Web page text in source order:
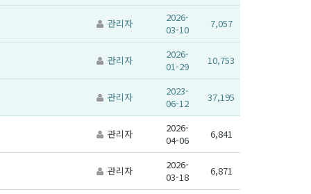
관리자
2026-
03-10
7,057
관리자
2026-
01-29
10,753
관리자
2023-
06-12
37,195
관리자
2026-
04-06
6,841
관리자
2026-
03-18
6,871